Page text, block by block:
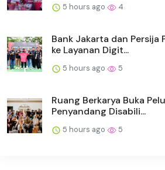
5 hours ago 4
Bank Jakarta dan Persija
ke Layanan Digit...
5 hours ago 5
Ruang Berkarya Buka
Penyandang Disabili...
5 hours ago 5